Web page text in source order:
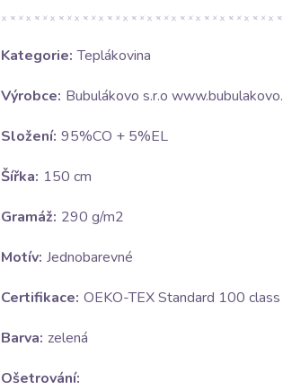
Kategorie: Teplákovina
Výrobce: Bubulákovo s.r.o
Složení: 95%CO + 5%EL
Šířka: 150 cm
Gramáž: 290 g/m2
Motív: Jednobarevné
Certifikace: OEKO-TEX Standard 100 class
Barva: zelená
Ošetrování: